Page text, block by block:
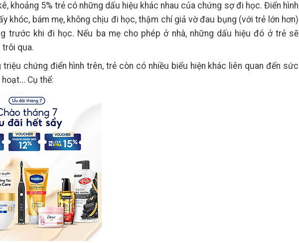
khoảng 5% trẻ có những dấu hiệu khác nhau của chứng sợ đi học. Điển hình
khóc, bám mẹ, không chịu đi học, thậm chí giả vờ đau bụng (với trẻ lớn hơn)
trước khi đi học. Nếu ba mẹ cho phép ở nhà, những dấu hiệu đó ở trẻ sẽ
trôi qua.
triệu chứng điển hình trên, trẻ còn có nhiều biểu hiện khác liên quan đến sức
Cụ thể: